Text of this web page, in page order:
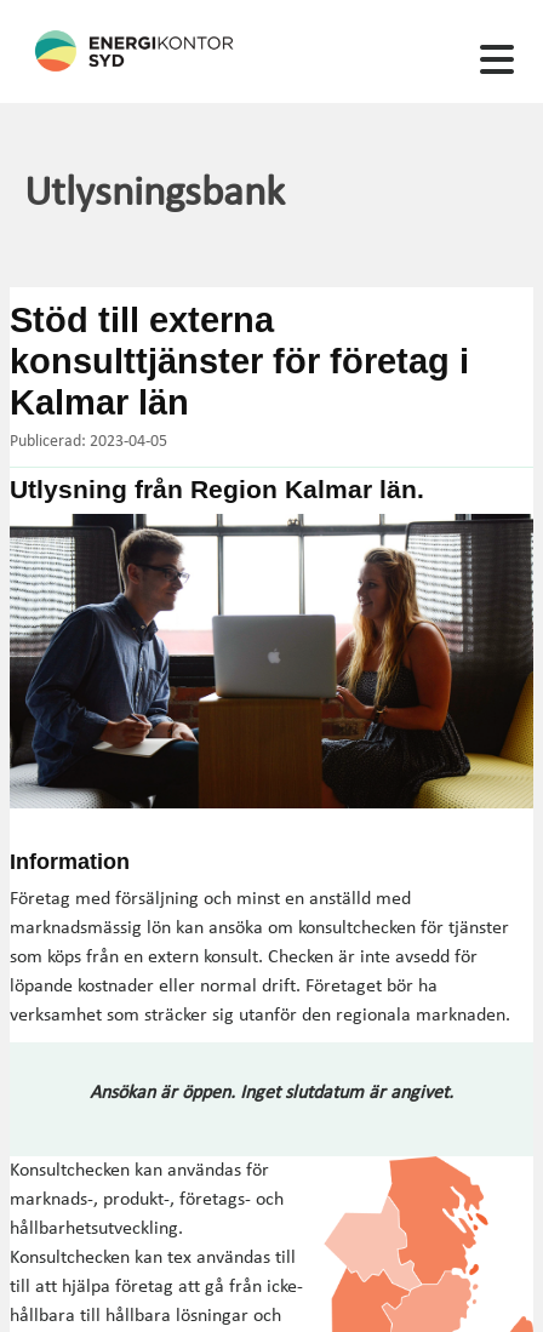
Utlysningsbank
Stöd till externa
konsulttjänster för företag i
Kalmar län
Publicerad: 2023-04-05
Utlysning från Region Kalmar län.
Information
Företag med försäljning och minst en anställd med
marknadsmässig lön kan ansöka om konsultchecken för tjänster
som köps från en extern konsult. Checken är inte avsedd för
löpande kostnader eller normal drift. Företaget bör ha
verksamhet som sträcker sig utanför den regionala marknaden.
Ansökan är öppen. Inget slutdatum är angivet.
Konsultchecken kan användas för
marknads-, produkt-, företags- och
hållbarhetsutveckling.
Konsultchecken kan tex användas till
till att hjälpa företag att gå från icke-
hållbara till hållbara lösningar och
22 artiklar hittades